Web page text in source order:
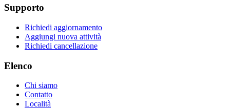
Supporto
Richiedi aggiornamento
Aggiungi nuova attività
Richiedi cancellazione
Elenco
Chi siamo
Contatto
Località